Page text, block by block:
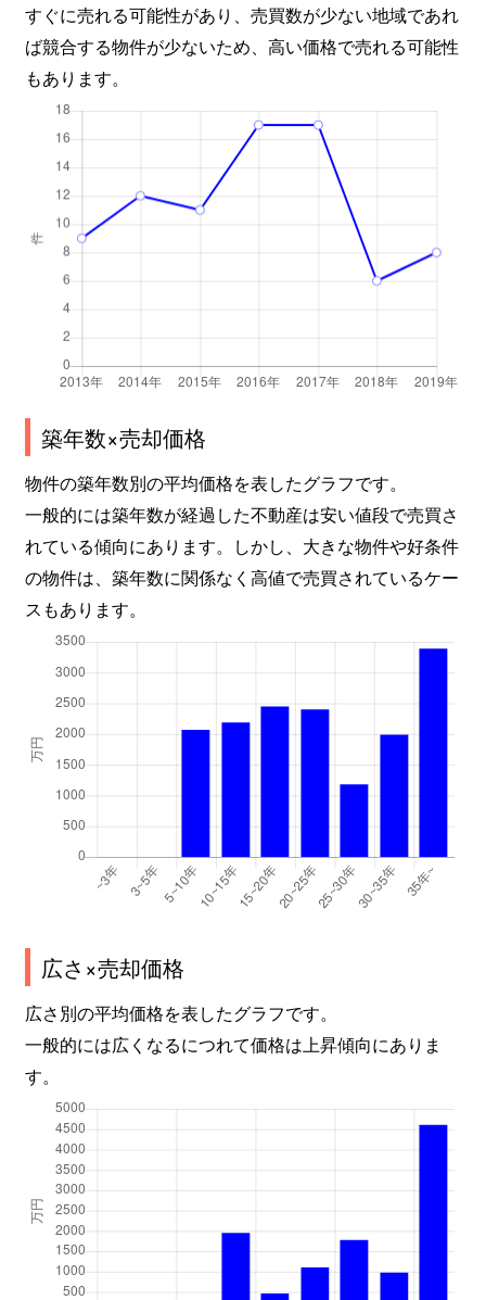
すぐに売れる可能性があり、売買数が少ない地域であれ
ば競合する物件が少ないため、高い価格で売れる可能性
もあります。
築年数×売却価格
物件の築年数別の平均価格を表したグラフです。
一般的には築年数が経過した不動産は安い値段で売買さ
れている傾向にあります。しかし、大きな物件や好条件
の物件は、築年数に関係なく高値で売買されているケー
スもあります。
広さ×売却価格
広さ別の平均価格を表したグラフです。
一般的には広くなるにつれて価格は上昇傾向にありま
す。